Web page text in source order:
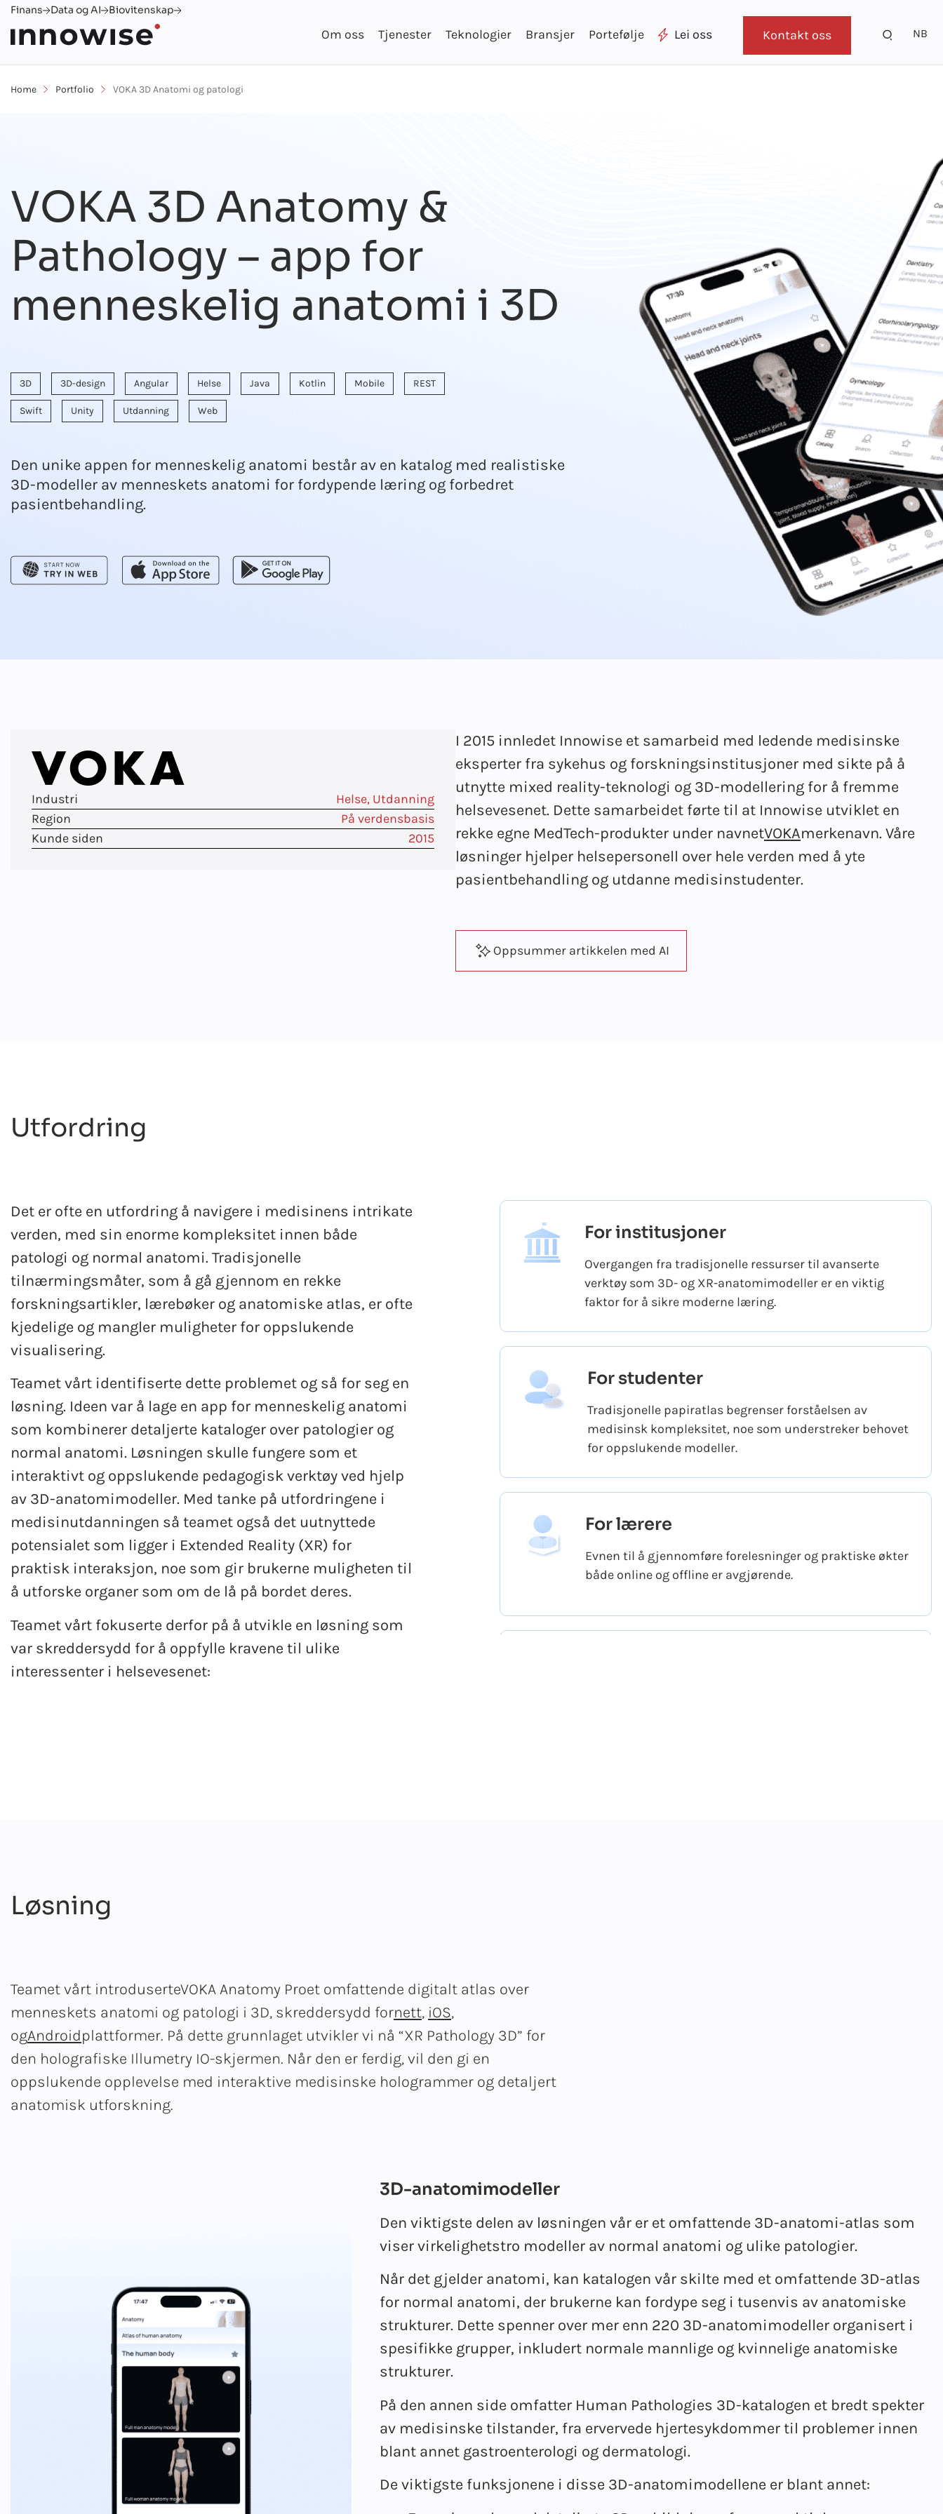
Finans Data og AI Biovitenskap
Om oss Tjenester Teknologier Bransjer Portefølje Lei oss Kontakt oss NB
Home Portfolio VOKA 3D Anatomi og patologi
VOKA 3D Anatomy &
Pathology – app for
menneskelig anatomi i 3D
3D 3D-design Angular Helse Java Kotlin Mobile REST
Swift Unity Utdanning Web
Den unike appen for menneskelig anatomi består av en katalog med realistiske
3D-modeller av menneskets anatomi for fordypende læring og forbedret
pasientbehandling.
Industri Helse, Utdanning
Region
På verdensbasis
Kunde siden
2015
I 2015 innledet Innowise et samarbeid med ledende medisinske
eksperter fra sykehus og forskningsinstitusjoner med sikte på å
utnytte mixed reality-teknologi og 3D-modellering for å fremme
helsevesenet. Dette samarbeidet førte til at Innowise utviklet en
rekke egne MedTech-produkter under navnetVOKAmerkenavn. Våre
løsninger hjelper helsepersonell over hele verden med å yte
pasientbehandling og utdanne medisinstudenter.
Oppsummer artikkelen med AI
Utfordring
Det er ofte en utfordring å navigere i medisinens intrikate
verden, med sin enorme kompleksitet innen både
patologi og normal anatomi. Tradisjonelle
tilnærmingsmåter, som å gå gjennom en rekke
forskningsartikler, lærebøker og anatomiske atlas, er ofte
kjedelige og mangler muligheter for oppslukende
visualisering.
Teamet vårt identifiserte dette problemet og så for seg en
løsning. Ideen var å lage en app for menneskelig anatomi
som kombinerer detaljerte kataloger over patologier og
normal anatomi. Løsningen skulle fungere som et
interaktivt og oppslukende pedagogisk verktøy ved hjelp
av 3D-anatomimodeller. Med tanke på utfordringene i
medisinutdanningen så teamet også det uutnyttede
potensialet som ligger i Extended Reality (XR) for
praktisk interaksjon, noe som gir brukerne muligheten til
å utforske organer som om de lå på bordet deres.
Teamet vårt fokuserte derfor på å utvikle en løsning som
var skreddersydd for å oppfylle kravene til ulike
interessenter i helsevesenet:
For institusjoner
Overgangen fra tradisjonelle ressurser til avanserte
verktøy som 3D- og XR-anatomimodeller er en viktig
faktor for å sikre moderne læring.
For studenter
Tradisjonelle papiratlas begrenser forståelsen av
medisinsk kompleksitet, noe som understreker behovet
for oppslukende modeller.
For lærere
Evnen til å gjennomføre forelesninger og praktiske økter
både online og offline er avgjørende.
Løsning
Teamet vårt introduserteVOKA Anatomy Proet omfattende digitalt atlas over
menneskets anatomi og patologi i 3D, skreddersydd fornett, iOS,
ogAndroidplattformer. På dette grunnlaget utvikler vi nå “XR Pathology 3D” for
den holografiske Illumetry IO-skjermen. Når den er ferdig, vil den gi en
oppslukende opplevelse med interaktive medisinske hologrammer og detaljert
anatomisk utforskning.
3D-anatomimodeller
Den viktigste delen av løsningen vår er et omfattende 3D-anatomi-atlas som
viser virkelighetstro modeller av normal anatomi og ulike patologier.
Når det gjelder anatomi, kan katalogen vår skilte med et omfattende 3D-atlas
for normal anatomi, der brukerne kan fordype seg i tusenvis av anatomiske
strukturer. Dette spenner over mer enn 220 3D-anatomimodeller organisert i
spesifikke grupper, inkludert normale mannlige og kvinnelige anatomiske
strukturer.
På den annen side omfatter Human Pathologies 3D-katalogen et bredt spekter
av medisinske tilstander, fra ervervede hjertesykdommer til problemer innen
blant annet gastroenterologi og dermatologi.
De viktigste funksjonene i disse 3D-anatomimodellene er blant annet: